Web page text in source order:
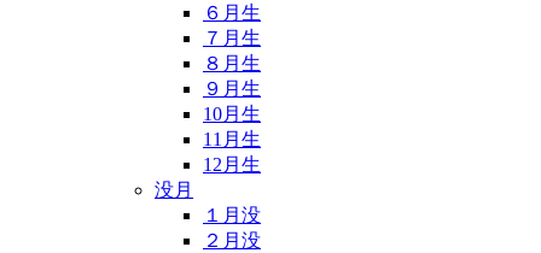
６月生
７月生
８月生
９月生
10月生
11月生
12月生
没月
１月没
２月没